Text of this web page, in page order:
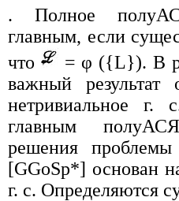
. Полное
главным, если
что
= φ ({L}). В
важный
нетривиальное г.
главным
решения
[GGoSp*] основан
г. с. Определяются